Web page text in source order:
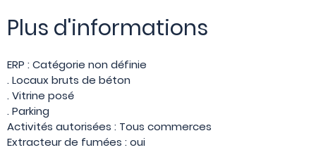
Plus d'informations
ERP : Catégorie non définie
. Locaux bruts de béton
. Vitrine posé
. Parking
Activités autorisées : Tous commerces
Extracteur de fumées : oui